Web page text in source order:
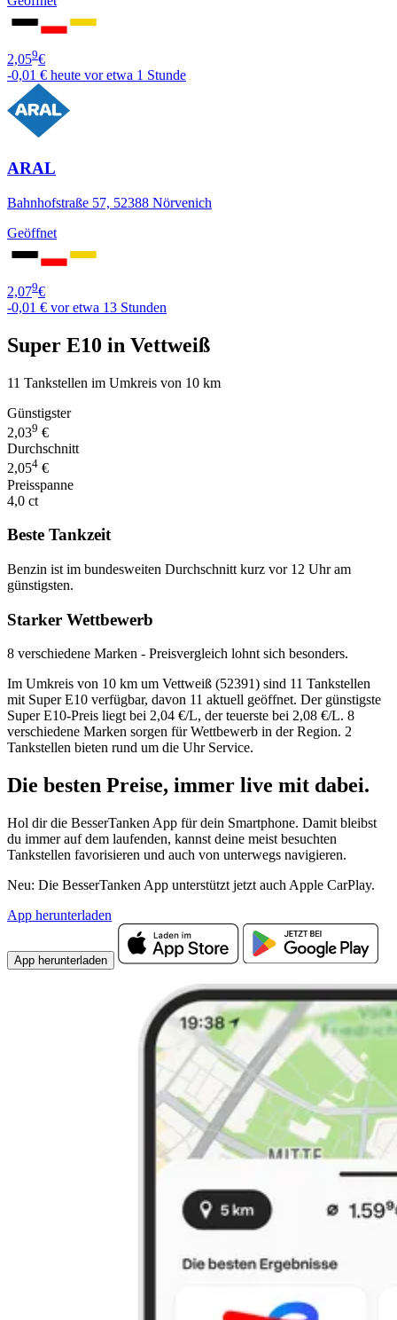
2,059€
-0,01 € heute vor etwa 1 Stunde
ARAL
Bahnhofstraße 57, 52388 Nörvenich
Geöffnet
2,079€
-0,01 € vor etwa 13 Stunden
Super E10 in Vettweiß
11 Tankstellen im Umkreis von 10 km
Günstigster
2,039 €
Durchschnitt
2,054 €
Preisspanne
4,0 ct
Beste Tankzeit
Benzin ist im bundesweiten Durchschnitt kurz vor 12 Uhr am
günstigsten.
Starker Wettbewerb
8 verschiedene Marken - Preisvergleich lohnt sich besonders.
Im Umkreis von 10 km um Vettweiß (52391) sind 11 Tankstellen
mit Super E10 verfügbar, davon 11 aktuell geöffnet. Der günstigste
Super E10-Preis liegt bei 2,04 €/L, der teuerste bei 2,08 €/L. 8
verschiedene Marken sorgen für Wettbewerb in der Region. 2
Tankstellen bieten rund um die Uhr Service.
Die besten Preise, immer live mit dabei.
Hol dir die BesserTanken App für dein Smartphone. Damit bleibst
du immer auf dem laufenden, kannst deine meist besuchten
Tankstellen favorisieren und auch von unterwegs navigieren.
Neu: Die BesserTanken App unterstützt jetzt auch Apple CarPlay.
App herunterladen
App herunterladen